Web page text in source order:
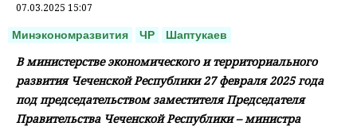
07.03.2025 15:07
Минэкономразвития ЧР Шаптукаев
В министерстве экономического и территориального
развития Чеченской Республики 27 февраля 2025 года
под председательством заместителя Председателя
Правительства Чеченской Республики – министра